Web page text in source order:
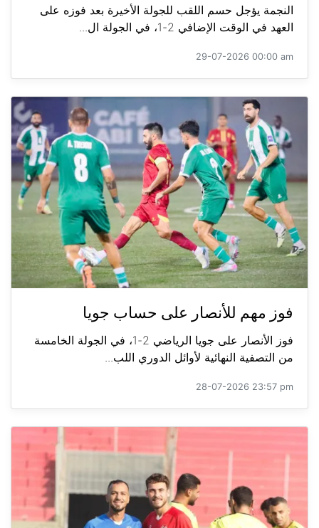
النجمة يؤجل حسم اللقب للجولة الأخيرة بعد فوزه على
العهد في الوقت الإضافي 2-1، في الجولة ال...
29-07-2026 00:00 am
فوز مهم للأنصار على حساب جويا
فوز الأنصار على جويا الرياضي 2-1، في الجولة الخامسة
من التصفية النهائية لأوائل الدوري اللب...
28-07-2026 23:57 pm